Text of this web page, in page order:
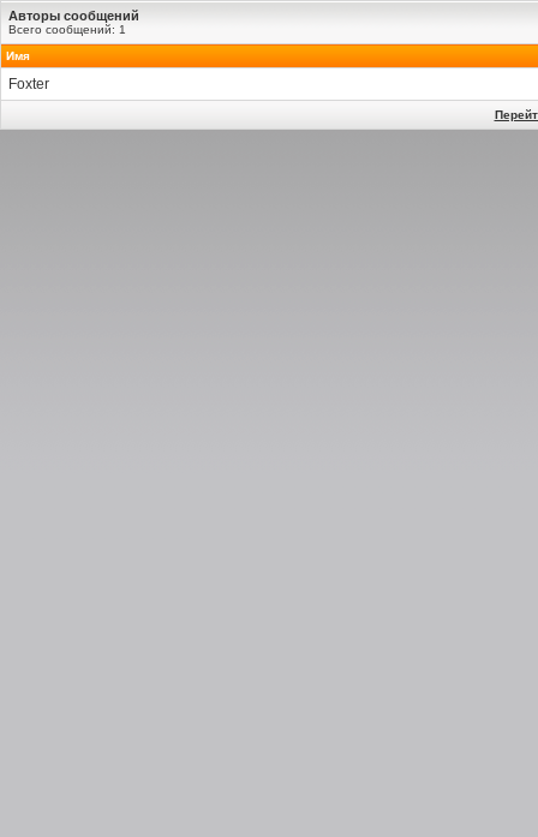
Авторы сообщений
Всего сообщений: 1
Имя
Foxter